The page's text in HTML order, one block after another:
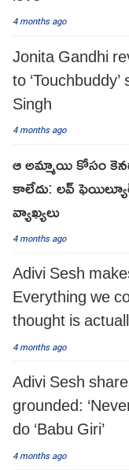
4 months ago
Jonita Gandhi
to
Singh
4 months ago
ఆ అమ్మాయి కోసం
కాలేదు: లవ్
వ్యాఖ్యలు
4 months ago
Adivi Sesh
Everything we
thought is
4 months ago
Adivi Sesh
grounded:
do ‘Babu Giri’
4 months ago